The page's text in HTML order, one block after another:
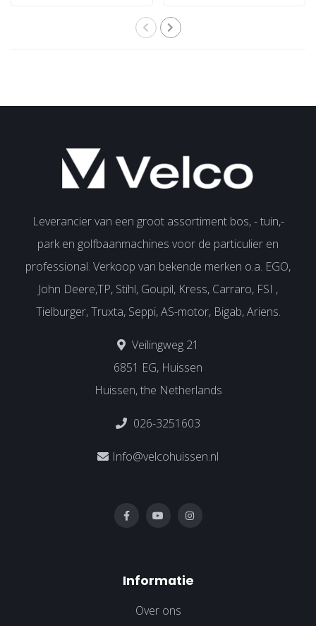
Leverancier van een groot assortiment bos, - tuin,-
park en golfbaanmachines voor de particulier en
professional. Verkoop van bekende merken o.a. EGO,
John Deere,TP, Stihl, Goupil, Kress, Carraro, FSI ,
Tielburger, Truxta, Seppi, AS-motor, Bigab, Ariens.
Veilingweg 21
6851 EG, Huissen
Huissen, the Netherlands
026-3251603
Info@velcohuissen.nl
Informatie
Over ons